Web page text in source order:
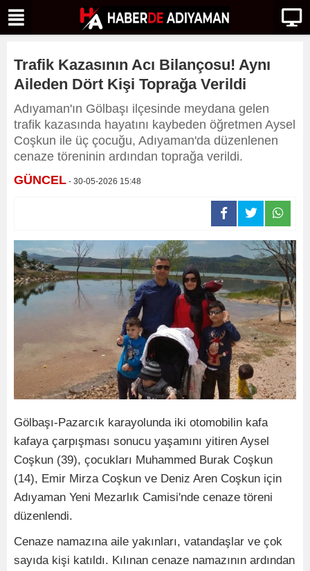
Trafik Kazasının Acı Bilançosu! Aynı
Aileden Dört Kişi Toprağa Verildi
Adıyaman'ın Gölbaşı ilçesinde meydana gelen
trafik kazasında hayatını kaybeden öğretmen Aysel
Coşkun ile üç çocuğu, Adıyaman'da düzenlenen
cenaze töreninin ardından toprağa verildi.
GÜNCEL - 30-05-2026 15:48
Gölbaşı-Pazarcık karayolunda iki otomobilin kafa
kafaya çarpışması sonucu yaşamını yitiren Aysel
Coşkun (39), çocukları Muhammed Burak Coşkun
(14), Emir Mirza Coşkun ve Deniz Aren Coşkun için
Adıyaman Yeni Mezarlık Camisi'nde cenaze töreni
düzenlendi.
Cenaze namazına aile yakınları, vatandaşlar ve çok
sayıda kişi katıldı. Kılınan cenaze namazının ardından